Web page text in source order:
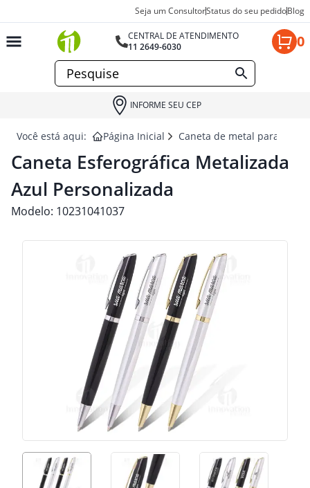
Seja um ConsultorStatus do seu pedidoBlog
CENTRAL DE ATENDIMENTO
11 2649-6030
0
INFORME SEU CEP
Você está aqui: Página Inicial Caneta de metal para
Caneta Esferográfica Metalizada
Azul Personalizada
Modelo: 10231041037